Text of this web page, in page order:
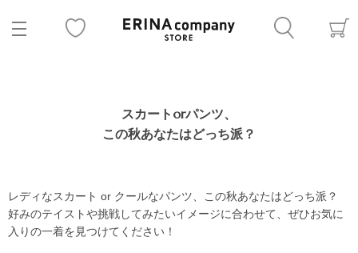
スカートorパンツ、
この秋あなたはどっち派？
レディなスカート or クールなパンツ、この秋あなたはどっち派？
好みのテイストや挑戦してみたいイメージに合わせて、ぜひお気に
入りの一着を見つけてください！